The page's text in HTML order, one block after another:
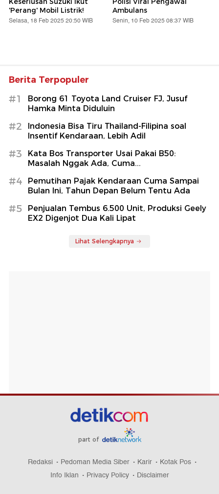
'Perang' Mobil Listrik!
Selasa, 18 Feb 2025 20:50 WIB
Ambulans
Senin, 10 Feb 2025 08:37 WIB
Berita Terpopuler
#1
Borong 61 Toyota Land Cruiser FJ, Jusuf
Hamka Minta Diduluin
#2
Indonesia Bisa Tiru Thailand-Filipina soal
Insentif Kendaraan, Lebih Adil
#3
Kata Bos Transporter Usai Pakai B50:
Masalah Nggak Ada, Cuma...
#4
Pemutihan Pajak Kendaraan Cuma Sampai
Bulan Ini, Tahun Depan Belum Tentu Ada
#5
Penjualan Tembus 6.500 Unit, Produksi Geely
EX2 Digenjot Dua Kali Lipat
Lihat Selengkapnya
part of
Redaksi Pedoman Media Siber Karir
Kotak Pos
Info Iklan
Privacy Policy Disclaimer